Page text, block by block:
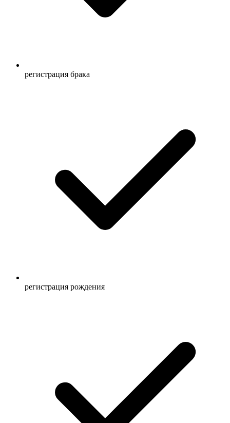
регистрация брака
регистрация рождения